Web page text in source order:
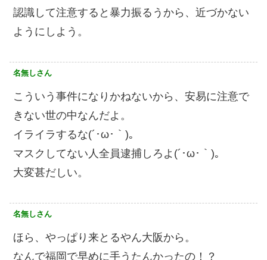
認識して注意すると暴力振るうから、近づかない
ようにしよう。
名無しさん
こういう事件になりかねないから、安易に注意で
きない世の中なんだよ。
イライラするな(´･ω･｀)。
マスクしてない人全員逮捕しろよ(´･ω･｀)。
大変甚だしい。
名無しさん
ほら、やっぱり来とるやん大阪から。
なんで福岡で早めに手うたんかったの！？